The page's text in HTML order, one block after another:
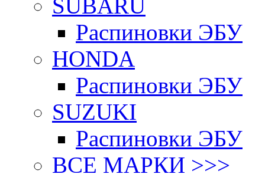
SUBARU
Распиновки ЭБУ
HONDA
Распиновки ЭБУ
SUZUKI
Распиновки ЭБУ
ВСЕ МАРКИ >>>